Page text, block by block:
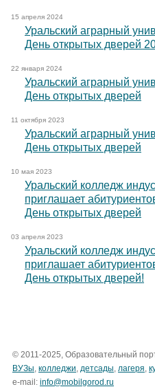
15 апреля 2024
Уральский аграрный
День открытых дверей
22 января 2024
Уральский аграрный
День открытых дверей
11 октября 2023
Уральский аграрный
День открытых дверей
10 мая 2023
Уральский колледж
приглашает
День открытых дверей
03 апреля 2023
Уральский колледж
приглашает
День открытых дверей!
© 2011-2025, Образовательный
ВУЗы, колледжи, детсады, лагеря,
e-mail: info@mobilgorod.ru